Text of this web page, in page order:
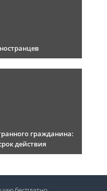
гражданина:
действия